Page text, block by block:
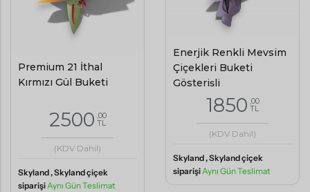
Premium 21 İthal
Kırmızı Gül Buketi
2500 ,00
TL
(KDV Dahil)
Skyland , Skyland çiçek
siparişiAynı Gün Teslimat
Enerjik Renkli Mevsim
Çiçekleri Buketi
Gösterişli
1850 ,00
TL
(KDV Dahil)
Skyland , Skyland çiçek
siparişi Aynı Gün Teslimat